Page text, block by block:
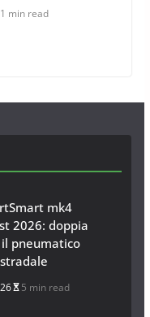
1 min read
per Auto 2025:
gli acquisti
mk4
2026: doppia
pneumatico
5 min read